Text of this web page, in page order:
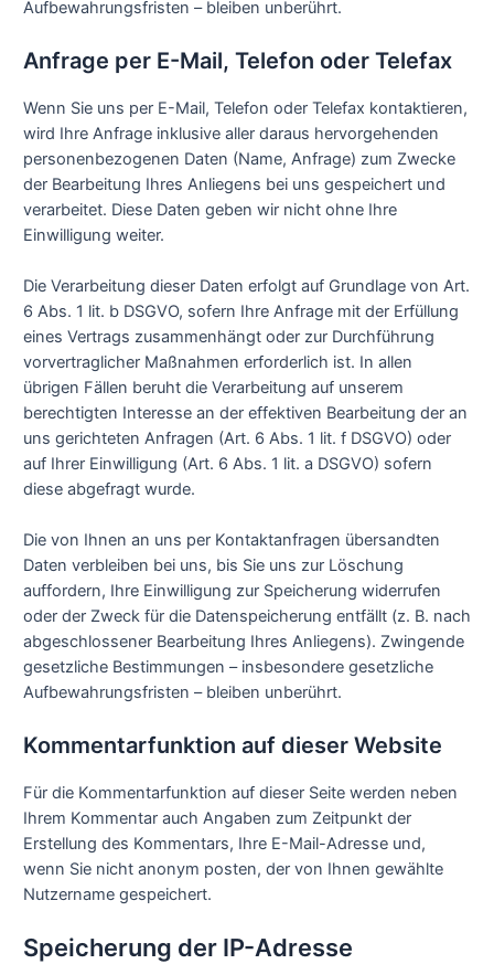
Aufbewahrungsfristen – bleiben unberührt.
Anfrage per E-Mail, Telefon oder Telefax
Wenn Sie uns per E-Mail, Telefon oder Telefax kontaktieren,
wird Ihre Anfrage inklusive aller daraus hervorgehenden
personenbezogenen Daten (Name, Anfrage) zum Zwecke
der Bearbeitung Ihres Anliegens bei uns gespeichert und
verarbeitet. Diese Daten geben wir nicht ohne Ihre
Einwilligung weiter.
Die Verarbeitung dieser Daten erfolgt auf Grundlage von Art.
6 Abs. 1 lit. b DSGVO, sofern Ihre Anfrage mit der Erfüllung
eines Vertrags zusammenhängt oder zur Durchführung
vorvertraglicher Maßnahmen erforderlich ist. In allen
übrigen Fällen beruht die Verarbeitung auf unserem
berechtigten Interesse an der effektiven Bearbeitung der an
uns gerichteten Anfragen (Art. 6 Abs. 1 lit. f DSGVO) oder
auf Ihrer Einwilligung (Art. 6 Abs. 1 lit. a DSGVO) sofern
diese abgefragt wurde.
Die von Ihnen an uns per Kontaktanfragen übersandten
Daten verbleiben bei uns, bis Sie uns zur Löschung
auffordern, Ihre Einwilligung zur Speicherung widerrufen
oder der Zweck für die Datenspeicherung entfällt (z. B. nach
abgeschlossener Bearbeitung Ihres Anliegens). Zwingende
gesetzliche Bestimmungen – insbesondere gesetzliche
Aufbewahrungsfristen – bleiben unberührt.
Kommentar­funktion auf dieser Website
Für die Kommentarfunktion auf dieser Seite werden neben
Ihrem Kommentar auch Angaben zum Zeitpunkt der
Erstellung des Kommentars, Ihre E-Mail-Adresse und,
wenn Sie nicht anonym posten, der von Ihnen gewählte
Nutzername gespeichert.
Speicherung der IP-Adresse